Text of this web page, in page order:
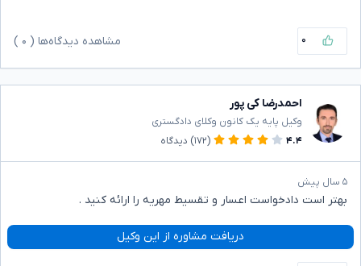
۰ مشاهده دیدگاه‌ها ( ۰
احمدرضا کی پور
وکیل پایه یک کانون وکلای دادگستری
۴.۴
(۱۷۲) دیدگاه
۵ سال پیش
بهتر است دادخواست اعسار و تقسیط مهریه را ارائه کنید .
دریافت مشاوره از این وکیل